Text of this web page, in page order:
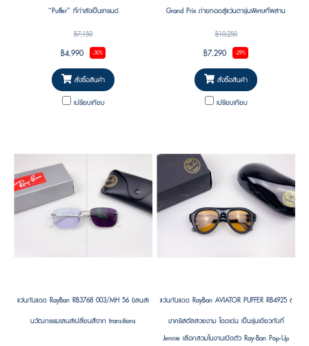
“Puffer” ที่กำลังเป็นเทรนด์
฿7,150
฿4,990 -30%
สั่งซื้อสินค้า
เปรียบเทียบ
Grand Prix ถ่ายทอดสู่แว่นตารุ่นพิเศษที่ผสาน
เอกลักษณ์ของ Ray-Ban และ Scuderia Ferrari ได้
อย่างลงตัว กรอบสีแดงโปร่งแสงให้มิติที่โดดเด่นแต่
สง่างาม พร้อมรายละเอียดเลข 44 บนขาแว่น เพื่อ
สะท้อนตัวตนของผู้ที่หลงใหลในความเร็ว ดีไซน์ และ
จิตวิญญาณแห่งการแข่งขัน.
฿10,250
฿7,290 -29%
สั่งซื้อสินค้า
เปรียบเทียบ
แว่นกันแดด RayBan RB3768 003/MH 56 (เลนส์เปลี่ยนสี Photochromic / transitions)
นวัฒกรรมเลนส์เปลี่ยนสีจาก transitions
แว่นกันแดด RayBan AVIATOR PUFFER RB4925
ขาคริสตัลสวยงาม โดดเด่น เป็นรุ่นเดียวกับที่
Jennie เลือกสวมในงานเปิดตัว Ray-Ban Pop-Up